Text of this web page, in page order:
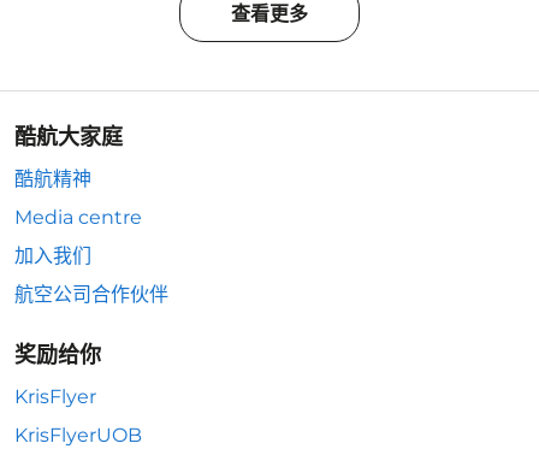
查看更多
酷航大家庭
酷航精神
Media centre
加入我们
航空公司合作伙伴
奖励给你
KrisFlyer
KrisFlyerUOB